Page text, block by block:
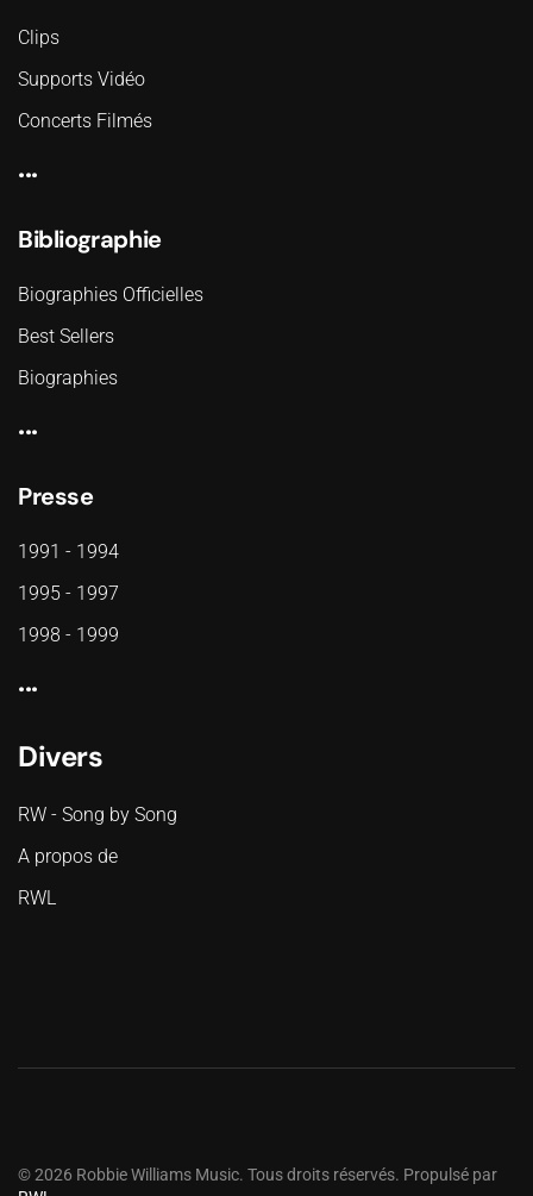
Clips
Supports Vidéo
Concerts Filmés
...
Bibliographie
Biographies Officielles
Best Sellers
Biographies
...
Presse
1991 - 1994
1995 - 1997
1998 - 1999
...
Divers
RW - Song by Song
A propos de
RWL
©2026 Robbie Williams Music. Tous droits réservés. Propulsé par